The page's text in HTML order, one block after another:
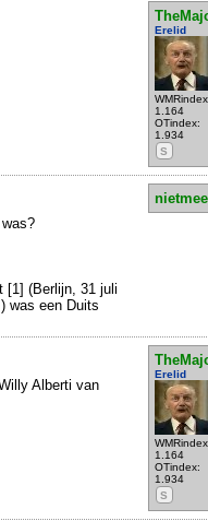
Erelid
1.164
OTindex:
1.934
S
[1] (Berlijn, 31 juli
was een Duits
Erelid
1.164
OTindex:
1.934
S
Alberti van